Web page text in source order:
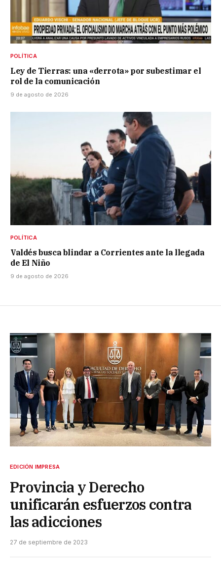
POLÍTICA
Ley de Tierras: una «derrota» por subestimar el
rol de la comunicación
9 de agosto de 2026
POLÍTICA
Valdés busca blindar a Corrientes ante la llegada
de El Niño
9 de agosto de 2026
EDICIÓN IMPRESA
Provincia y Derecho
unificarán esfuerzos contra
las adicciones
27 de septiembre de 2023